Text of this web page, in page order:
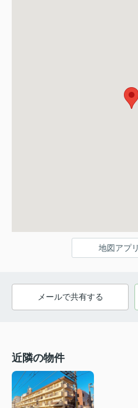
地図アプ
メールで共有する
近隣の物件